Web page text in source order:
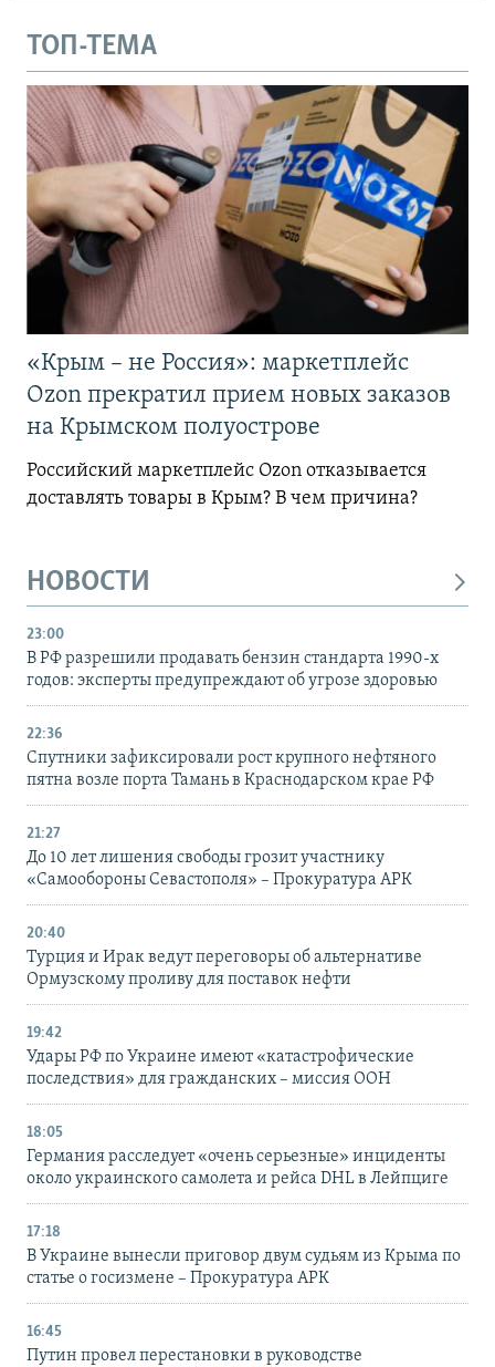
ТОП-ТЕМА
«Крым – не Россия»: маркетплейс
Ozon прекратил прием новых заказов
на Крымском полуострове
Российский маркетплейс Ozon отказывается
доставлять товары в Крым? В чем причина?
НОВОСТИ
23:00
В РФ разрешили продавать бензин стандарта 1990-х
годов: эксперты предупреждают об угрозе здоровью
22:36
Спутники зафиксировали рост крупного нефтяного
пятна возле порта Тамань в Краснодарском крае РФ
21:27
До 10 лет лишения свободы грозит участнику
«Самообороны Севастополя» – Прокуратура АРК
20:40
Турция и Ирак ведут переговоры об альтернативе
Ормузскому проливу для поставок нефти
19:42
Удары РФ по Украине имеют «катастрофические
последствия» для гражданских – миссия ООН
18:05
Германия расследует «очень серьезные» инциденты
около украинского самолета и рейса DHL в Лейпциге
17:18
В Украине вынесли приговор двум судьям из Крыма по
статье о госизмене – Прокуратура АРК
16:45
Путин провел перестановки в руководстве